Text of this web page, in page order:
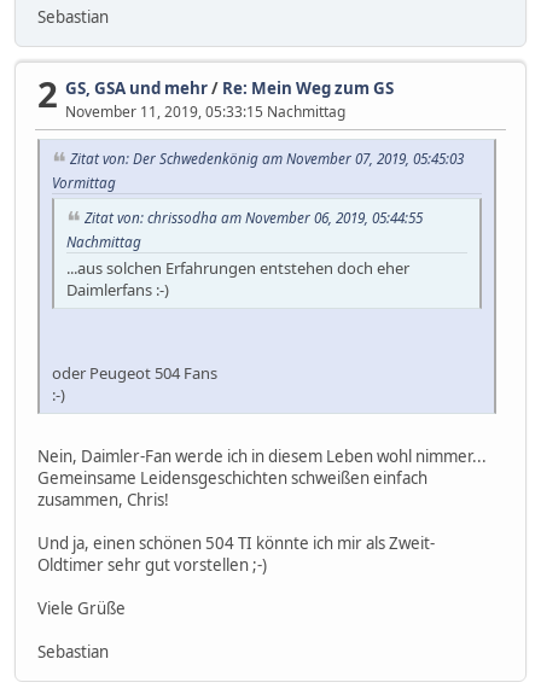
Sebastian
2 GS, GSA und mehr/ Re: Mein Weg zum GS
November 11, 2019, 05:33:15 Nachmittag
Zitat von: Der Schwedenkönig am November 07, 2019, 05:45:03
Vormittag
Zitat von: chrissodha am November 06, 2019, 05:44:55
Nachmittag
...aus solchen Erfahrungen entstehen doch eher
Daimlerfans :-)
oder Peugeot 504 Fans
:-)
Nein, Daimler-Fan werde ich in diesem Leben wohl nimmer...
Gemeinsame Leidensgeschichten schweißen einfach
zusammen, Chris!
Und ja, einen schönen 504 TI könnte ich mir als Zweit-
Oldtimer sehr gut vorstellen ;-)
Viele Grüße
Sebastian